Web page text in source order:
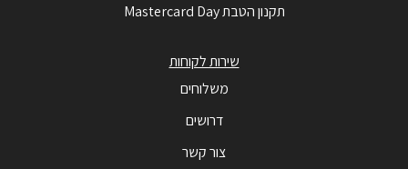
תקנון הטבת Mastercard Day
שירות לקוחות
משלוחים
דרושים
צור קשר